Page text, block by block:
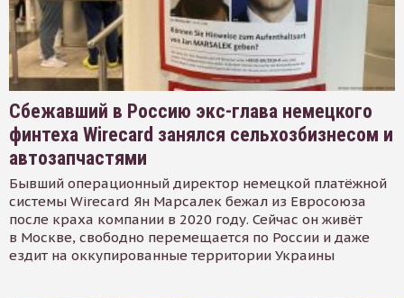
Сбежавший в Россию экс-глава немецкого
финтеха Wirecard занялся сельхозбизнесом и
автозапчастями
Бывший операционный директор немецкой платёжной
системы Wirecard Ян Марсалек бежал из Евросоюза
после краха компании в 2020 году. Сейчас он живёт
в Москве, свободно перемещается по России и даже
ездит на оккупированные территории Украины